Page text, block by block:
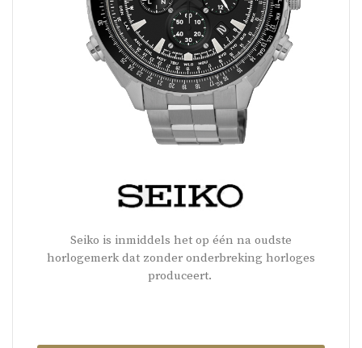
Seiko is inmiddels het op één na oudste
horlogemerk dat zonder onderbreking horloges
produceert.